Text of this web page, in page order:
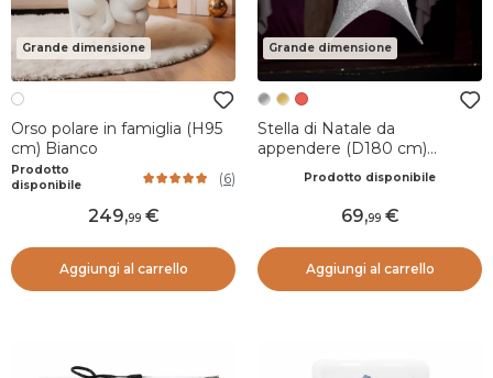
Grande dimensione
Orso polare in famiglia (H95
cm) Bianco
Prodotto
disponibile
(6)
249,99
Aggiungi al carrello
Grande dimensione
Stella di Natale da
appendere (D180 cm)
Christmas Argento
Prodotto disponibile
69,99
Aggiungi al carrello